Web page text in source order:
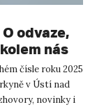
odvaze,
nás
čísle roku 2025
v Ústí nad
novinky i